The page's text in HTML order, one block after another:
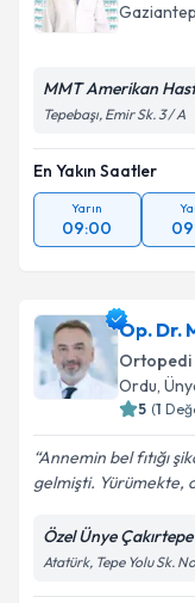
Gaziantep
MMT Amerikan
Tepebaşı, Emir Sk. 3 / A
En Yakın Saatler
Yarın
09:00
Op. Dr.
Ortopedi
Ordu,
5 (1
Annemin bel fıtığı
gelmişti. Yürümekte,
Özel Ünye
Atatürk, Tepe Yolu Sk.